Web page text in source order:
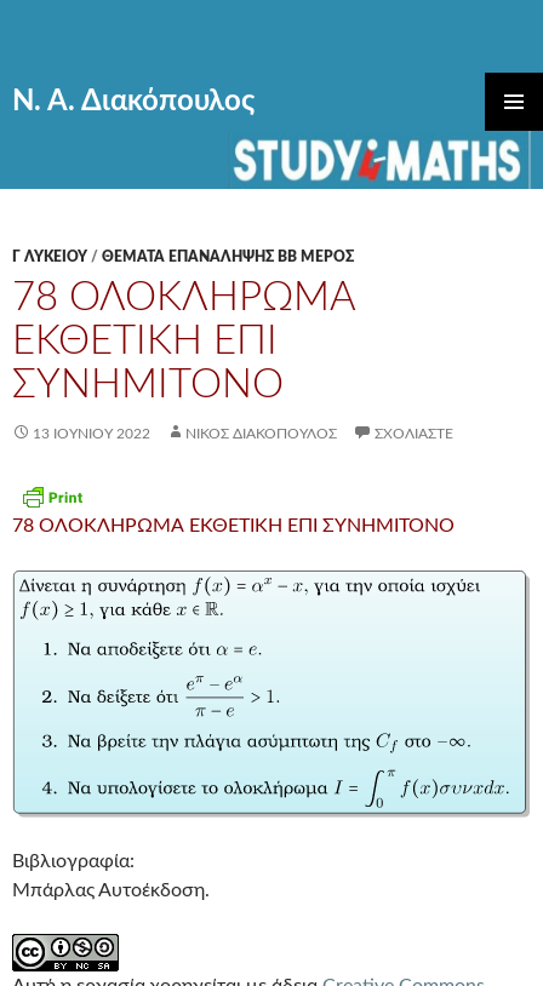
Ν. Α. Διακόπουλος
ΚΎΡΙΟ
ΜΕΝΟΎ
Γ ΛΥΚΕΊΟΥ / ΘΕΜΑΤΑ ΕΠΑΝΑΛΗΨΗΣ ΒΒ ΜΕΡΟΣ
78 ΟΛΟΚΛΗΡΩΜΑ
ΕΚΘΕΤΙΚΗ ΕΠΙ
ΣΥΝΗΜΙΤΟΝΟ
13 ΙΟΥΝΊΟΥ 2022 ΝΊΚΟΣ ΔΙΑΚΌΠΟΥΛΟΣ ΣΧΟΛΙΆΣΤΕ
78 ΟΛΟΚΛΗΡΩΜΑ ΕΚΘΕΤΙΚΗ ΕΠΙ ΣΥΝΗΜΙΤΟΝΟ
Βιβλιογραφία:
Μπάρλας Αυτοέκδοση.